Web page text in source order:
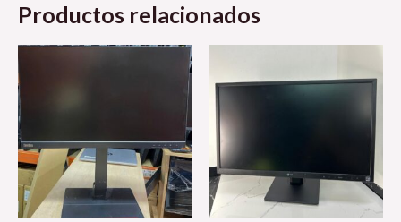
Productos relacionados